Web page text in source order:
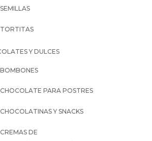
SEMILLAS
TORTITAS
Y DULCES
BOMBONES
CHOCOLATE PARA POSTRES
CHOCOLATINAS Y SNACKS
CREMAS DE